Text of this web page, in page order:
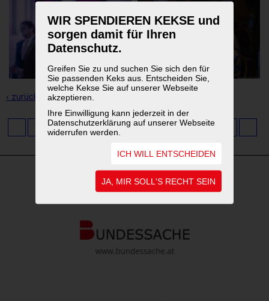
WIR SPENDIEREN KEKSE und
sorgen damit für Ihren
Datenschutz.
Greifen Sie zu und suchen Sie sich den für
Sie passenden Keks aus. Entscheiden Sie,
welche Kekse Sie auf unserer Webseite
akzeptieren.
Ihre Einwilligung kann jederzeit in der
Datenschutzerklärung auf unserer Webseite
widerrufen werden.
ICH WILL ENTSCHEIDEN
JA, MIR SOLL'S RECHT SEIN
‹ zurück zur Übersicht
... 3 4 5 6 7 8 9 10